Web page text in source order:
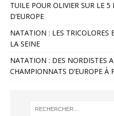
TUILE POUR OLIVIER SUR LE
D’EUROPE
NATATION : LES
LA SEINE
NATATION : DES NORDISTES
CHAMPIONNATS D’EUROPE À